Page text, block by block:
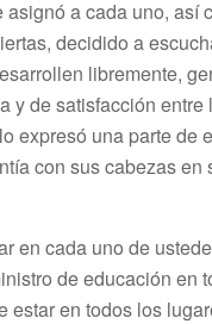
a cada uno, así
decidido a
libremente,
y de satisfacción entre
expresó una parte de
con sus cabezas en
en cada uno de
de educación en
estar en todos los